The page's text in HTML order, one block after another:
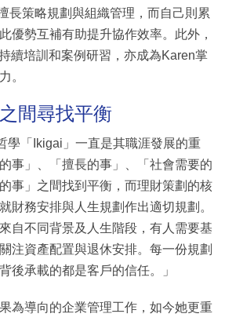
長策略規劃與組織管理，而自己則累
優勢互補有助提升協作效率。此外，
續培訓和案例研習，亦成為Karen掌
。
間尋找平衡
學「Ikigai」一直是其職涯發展的重
事」、「擅長的事」、「社會需要的
事」之間找到平衡，而理財策劃的核
財務安排與人生規劃作出適切規劃。
自不同背景及人生階段，有人需要基
注資產配置與退休安排。每一份規劃
後承載的都是客戶的信任。」
為導向的企業管理工作，如今她更重